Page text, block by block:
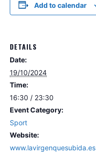
Add to calendar
DETAILS
Date:
19/10/2024
Time:
16:30 / 23:30
Event Category:
Sport
Website:
www.lavirgenquesubida.es